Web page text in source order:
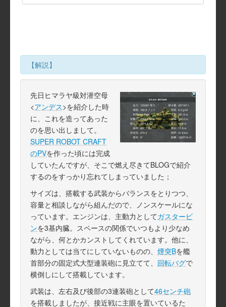
【解説】
先日ヒマラヤ級対潜空母
<アンデス>を紹介した時
に、これを造ってあった
のを思い出しまして。
SUPER ROBOT CRAFT
のPVを作った頃には完成
していたんですが、そこで燃え尽きてBLOGで紹介
するのをすっかり忘れてしまっていました；
サイズは、搭載する武装からバランスをとりつつ、
容量と相談しながら組んだので、ノンスケールにな
っています。エンジンは、主動力としてガスタービ
ンを3基内臓。スペースの関係でいつもより少なめ
ながら、何とかカンストしてくれています。他に、
動力としては当てにしていないものの、 煙突Bを艦
首部分の固定式大型連装砲に見立てて、 回転バグで
横倒しにして搭載しています。
武装は、左右及び後部の3連装砲として46センチ砲
を搭載しましたが、接近戦に主眼を置いているた